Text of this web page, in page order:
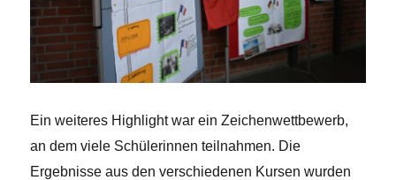
Ein weiteres Highlight war ein Zeichenwettbewerb,
an dem viele Schülerinnen teilnahmen. Die
Ergebnisse aus den verschiedenen Kursen wurden